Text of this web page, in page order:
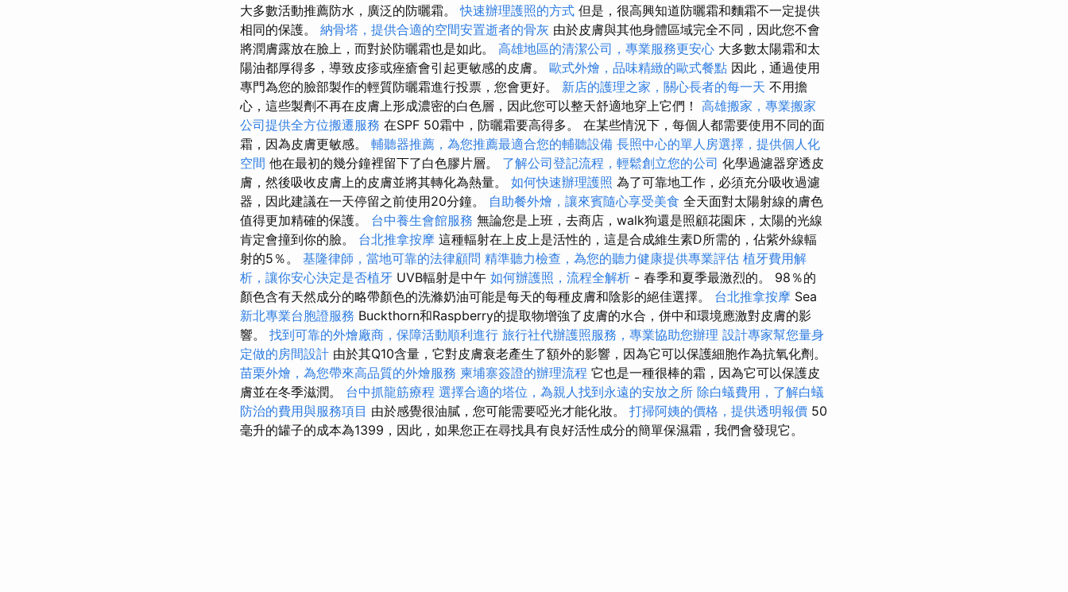
大多數活動推薦防水，廣泛的防曬霜。快速辦理護照的方式 但是，很高興知道防曬霜和麵霜不一定提供
相同的保護。 納骨塔，提供合適的空間安置逝者的骨灰 由於皮膚與其他身體區域完全不同，因此您不會
將潤膚露放在臉上，而對於防曬霜也是如此。 高雄地區的清潔公司，專業服務更安心 大多數太陽霜和太
陽油都厚得多，導致皮疹或痤瘡會引起更敏感的皮膚。 歐式外燴，品味精緻的歐式餐點 因此，通過使用
專門為您的臉部製作的輕質防曬霜進行投票，您會更好。 新店的護理之家，關心長者的每一天 不用擔
心，這些製劑不再在皮膚上形成濃密的白色層，因此您可以整天舒適地穿上它們！ 高雄搬家，專業搬家
公司提供全方位搬遷服務 在SPF 50霜中，防曬霜要高得多。 在某些情況下，每個人都需要使用不同的面
霜，因為皮膚更敏感。 輔聽器推薦，為您推薦最適合您的輔聽設備 長照中心的單人房選擇，提供個人化
空間 他在最初的幾分鐘裡留下了白色膠片層。 了解公司登記流程，輕鬆創立您的公司 化學過濾器穿透皮
膚，然後吸收皮膚上的皮膚並將其轉化為熱量。 如何快速辦理護照 為了可靠地工作，必須充分吸收過濾
器，因此建議在一天停留之前使用20分鐘。 自助餐外燴，讓來賓隨心享受美食 全天面對太陽射線的膚色
值得更加精確的保護。 台中養生會館服務 無論您是上班，去商店，walk狗還是照顧花園床，太陽的光線
肯定會撞到你的臉。 台北推拿按摩 這種輻射在上皮上是活性的，這是合成維生素D所需的，佔紫外線輻
射的5％。 基隆律師，當地可靠的法律顧問 精準聽力檢查，為您的聽力健康提供專業評估 植牙費用解
析，讓你安心決定是否植牙 UVB輻射是中午 如何辦護照，流程全解析 - 春季和夏季最激烈的。 98％的
顏色含有天然成分的略帶顏色的洗滌奶油可能是每天的每種皮膚和陰影的絕佳選擇。 台北推拿按摩 Sea
新北專業台胞證服務 Buckthorn和Raspberry的提取物增強了皮膚的水合，併中和環境應激對皮膚的影
響。 找到可靠的外燴廠商，保障活動順利進行 旅行社代辦護照服務，專業協助您辦理 設計專家幫您量身
定做的房間設計 由於其Q10含量，它對皮膚衰老產生了額外的影響，因為它可以保護細胞作為抗氧化劑。
苗栗外燴，為您帶來高品質的外燴服務 柬埔寨簽證的辦理流程 它也是一種很棒的霜，因為它可以保護皮
膚並在冬季滋潤。 台中抓龍筋療程 選擇合適的塔位，為親人找到永遠的安放之所 除白蟻費用，了解白蟻
防治的費用與服務項目 由於感覺很油膩，您可能需要啞光才能化妝。 打掃阿姨的價格，提供透明報價 50
毫升的罐子的成本為1399，因此，如果您正在尋找具有良好活性成分的簡單保濕霜，我們會發現它。